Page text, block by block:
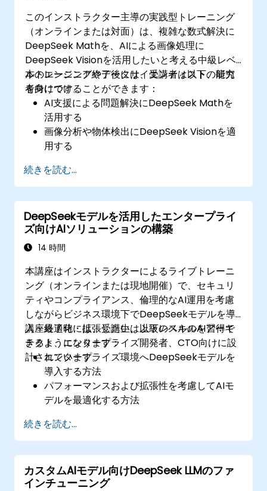
このインストラクター主導の実践型トレーニング
（オンラインまたは対面）は、複雑な数式解決に
DeepSeek Mathを、AIによる画像処理に
DeepSeek Visionを活用したいと考える中級レベ
ルのエンジニアやデータサイエンティスト、研究
者向けです。
本トレーニング終了後には、受講者は以下の能力
を身につけることができます：
AI支援による問題解決にDeepSeek Mathを
活用する
画像分析や物体検出にDeepSeek Visionを適
用する
リケーションへ統合する
精度と効率性向上のためAIモデルを最適化す
る
続きを読む...
DeepSeekモデルを活用したエンタープライ
ズ向けAIソリューションの構築
14 時間
本講座はインストラクターによるライブトレーニ
ング（オンラインまたは現地開催）で、セキュリ
ティやコンプライアンス、倫理的なAI運用を考慮
しながらビジネス環境下でDeepSeekモデルを導
入・最適化・拡張したい、上級レベルのAIアーキ
テクト、エンタープライズ開発者、CTO向けに設
計されています。
講座終了時には、受講生は以下のスキルを習得で
きるようになります：
エンタープライズ環境へDeepSeekモデルを
導入する方法
パフォーマンスおよび拡張性を考慮してAIモ
デルを最適化する方法
ティと規制準拠の確保法
ビジネスソリューションに倫理的なAI運用を
取り入れる方法
続きを読む...
カスタムAIモデル向けDeepSeek LLMのファ
インチューニング